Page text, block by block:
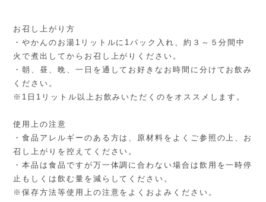
お召し上がり方
・やかんのお湯1リットルに1パック入れ、約３～５分間中
火で煮出してからお召し上がりください。
・朝、昼、晩、一日を通してお好きなお時間に分けてお飲み
ください。
※1日1リットル以上お飲みいただくのをオススメします。
使用上の注意
・食品アレルギーのある方は、原材料をよくご参照の上、お
召し上がりを控えてください。
・本品は食品ですが万一体調に合わない場合は飲用を一時停
止もしくは飲む量を減らしてください。
※保存方法等使用上の注意をよくおよみください。